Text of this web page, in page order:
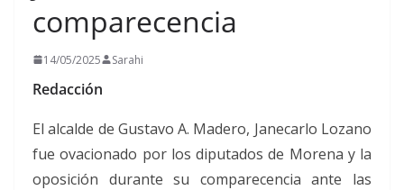
comparecencia
14/05/2025 Sarahi
Redacción
El alcalde de Gustavo A. Madero, Janecarlo Lozano
fue ovacionado por los diputados de Morena y la
oposición durante su comparecencia ante las